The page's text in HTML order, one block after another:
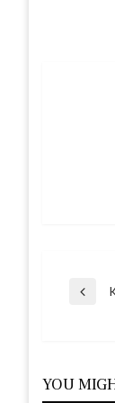
Previous
YOU